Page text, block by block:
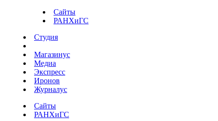
Сайты
РАНХиГС
Студия
Магазинус
Медиа
Экспресс
Иронов
Журналус
Сайты
РАНХиГС